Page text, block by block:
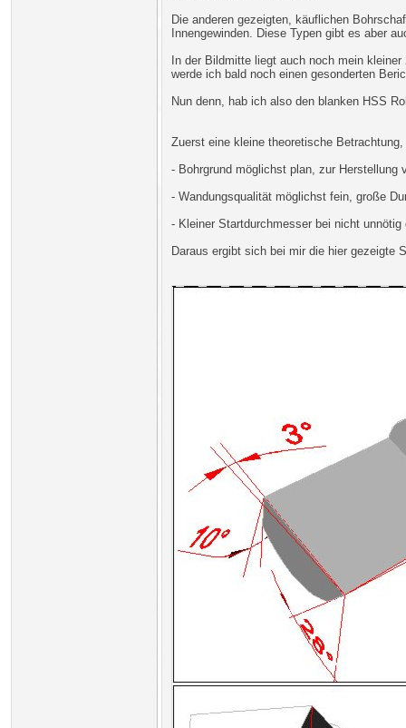
Die anderen gezeigten, käuflichen
Innengewinden. Diese Typen gibt es aber
In der Bildmitte liegt auch noch mein
werde ich bald noch einen gesonderten
Nun denn, hab ich also den blanken HSS
Zuerst eine kleine theoretische
- Bohrgrund möglichst plan, zur
- Wandungsqualität möglichst fein, große
- Kleiner Startdurchmesser bei nicht
Daraus ergibt sich bei mir die hier gezeigte